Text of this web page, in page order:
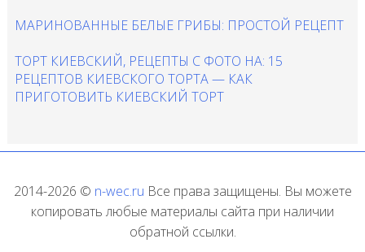
МАРИНОВАННЫЕ БЕЛЫЕ ГРИБЫ: ПРОСТОЙ РЕЦЕПТ
ТОРТ КИЕВСКИЙ, РЕЦЕПТЫ С ФОТО НА: 15
РЕЦЕПТОВ КИЕВСКОГО ТОРТА — КАК
ПРИГОТОВИТЬ КИЕВСКИЙ ТОРТ
2014-2026 © n-wec.ru Все права защищены. Вы можете
копировать любые материалы сайта при наличии
обратной ссылки.